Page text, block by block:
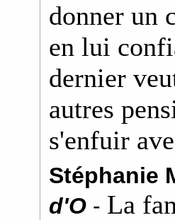
donner un
en lui
dernier
autres
s'enfuir
Stéphanie
d'O - La